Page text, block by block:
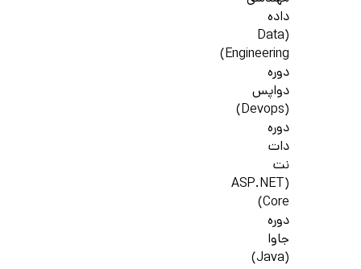
داده
(Data
Engineering)
دوره
دواپس
(Devops)
دوره
دات
نت
(ASP.NET
Core)
دوره
جاوا
(Java)